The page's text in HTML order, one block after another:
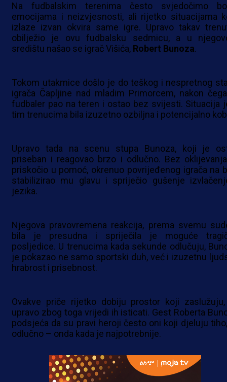
Na fudbalskim terenima često svjedočimo
emocijama i neizvjesnosti, ali rijetko situacijama
izlaze izvan okvira same igre. Upravo takav
obilježio je ovu fudbalsku sedmicu, a u
središtu našao se igrač Višića, Robert Bunoza.
Tokom utakmice došlo je do teškog i nespretnog
igrača Čapljine nad mladim Primorcem, nakon
fudbaler pao na teren i ostao bez svijesti. Situacija
tim trenucima bila izuzetno ozbiljna i potencijalno
Upravo tada na scenu stupa Bunoza, koji je
priseban i reagovao brzo i odlučno. Bez
priskočio u pomoć, okrenuo povrijeđenog igrača na
stabilizirao mu glavu i spriječio gušenje
jezika.
Njegova pravovremena reakcija, prema svemu
bila je presudna i spriječila je moguće
posljedice. U trenucima kada sekunde odlučuju,
je pokazao ne samo sportski duh, već i izuzetnu
hrabrost i prisebnost.
Ovakve priče rijetko dobiju prostor koji
upravo zbog toga vrijedi ih isticati. Gest Roberta
podsjeća da su pravi heroji često oni koji djeluju
odlučno – onda kada je najpotrebnije.